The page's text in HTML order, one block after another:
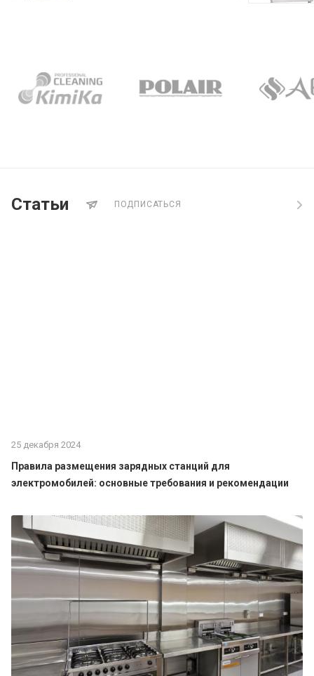
Морозильный шкаф Polair
CB105-S
Статьи ПОДПИСАТЬСЯ
25 декабря 2024
Правила размещения зарядных станций для
электромобилей: основные требования и рекомендации